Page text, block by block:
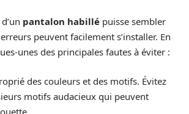
pantalon habillé puisse sembler
peuvent facilement s’installer. En
unes des principales fautes à éviter :
des couleurs et des motifs. Évitez
motifs audacieux qui peuvent